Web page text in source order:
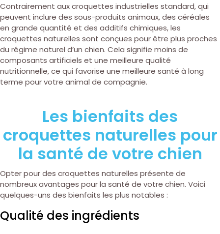
Contrairement aux croquettes industrielles standard, qui
peuvent inclure des sous-produits animaux, des céréales
en grande quantité et des additifs chimiques, les
croquettes naturelles sont conçues pour être plus proches
du régime naturel d’un chien. Cela signifie moins de
composants artificiels et une meilleure qualité
nutritionnelle, ce qui favorise une meilleure santé à long
terme pour votre animal de compagnie.
Les bienfaits des
croquettes naturelles pour
la santé de votre chien
Opter pour des croquettes naturelles présente de
nombreux avantages pour la santé de votre chien. Voici
quelques-uns des bienfaits les plus notables :
Qualité des ingrédients